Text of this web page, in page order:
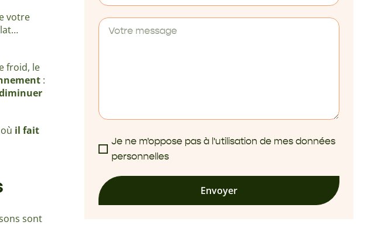
votre
froid, le
:
il fait
sont
Je ne m'oppose pas à l'utilisation de mes données
personnelles
Envoyer